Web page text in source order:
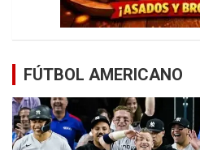
FÚTBOL AMERICANO